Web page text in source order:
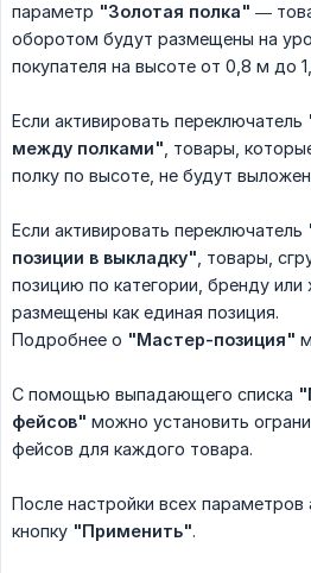
параметр "Золотая полка" —
оборотом будут размещены на
покупателя на высоте от 0,8 м до
Если активировать переключатель
между полками" , товары,
полку по высоте, не будут
Если активировать переключатель
позиции в выкладку" , товары,
позицию по категории, бренду или
размещены как единая позиция.
Подробнее о "Мастер-позиция"
С помощью выпадающего списка
фейсов" можно установить
фейсов для каждого товара.
После настройки всех
кнопку "Применить".